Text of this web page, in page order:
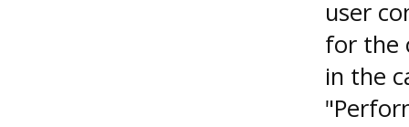
user
for the
in the